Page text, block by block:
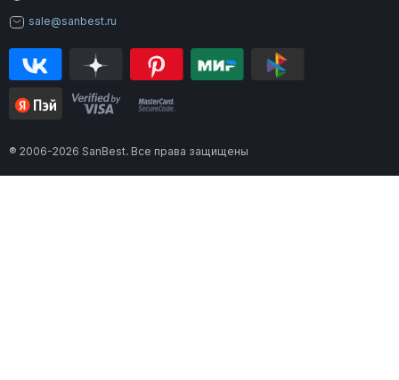
sale@sanbest.ru
® 2006-2026 SanBest. Все права защищены